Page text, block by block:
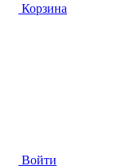
Корзина
Войти